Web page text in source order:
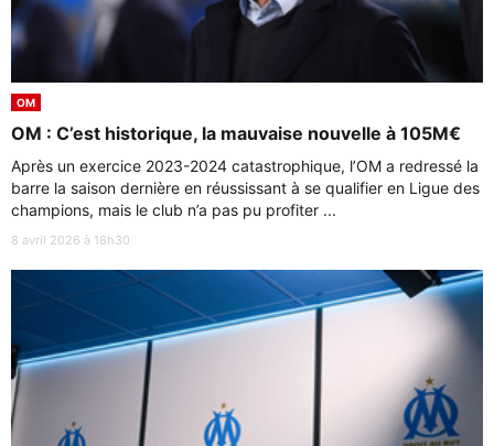
OM
OM : C’est historique, la mauvaise nouvelle à 105M€
Après un exercice 2023-2024 catastrophique, l’OM a redressé la
barre la saison dernière en réussissant à se qualifier en Ligue des
champions, mais le club n’a pas pu profiter ...
8 avril 2026 à 18h30